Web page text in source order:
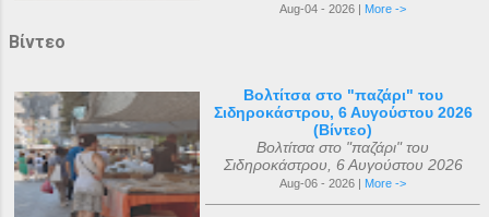
Aug-04 - 2026 | More ->
Βίντεο
Βολτίτσα στο "παζάρι" του
Σιδηροκάστρου, 6 Αυγούστου 2026
(Βίντεο)
Βολτίτσα στο "παζάρι" του
Σιδηροκάστρου, 6 Αυγούστου 2026
Aug-06 - 2026 | More ->